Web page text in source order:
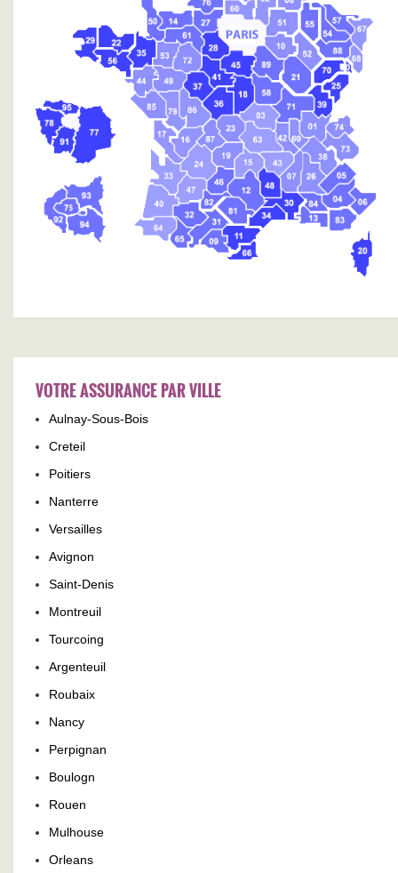
VOTRE ASSURANCE PAR VILLE
Aulnay-Sous-Bois
Creteil
Poitiers
Nanterre
Versailles
Avignon
Saint-Denis
Montreuil
Tourcoing
Argenteuil
Roubaix
Nancy
Perpignan
Boulogn
Rouen
Mulhouse
Orleans